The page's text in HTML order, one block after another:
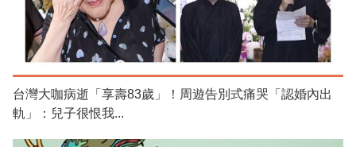
台灣大咖病逝「享壽83歲」！周遊告別式痛哭「認婚內出
軌」：兒子很恨我...